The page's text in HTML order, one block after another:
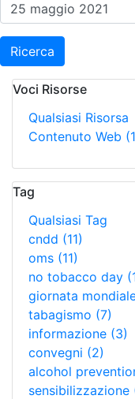
Ricerca
Voci Risorse
Qualsiasi Risorsa
Contenuto Web
Tag
Qualsiasi Tag
cndd (11)
oms (11)
no tobacco day
giornata
tabagismo (7)
informazione (3)
convegni (2)
alcohol
sensibilizzazione